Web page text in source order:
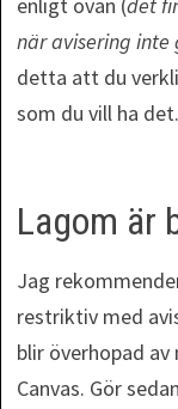
enligt ovan (det
när avisering
detta att du
som du vill ha det.
Lagom är
Jag
restriktiv med
blir överhopad
Canvas. Gör